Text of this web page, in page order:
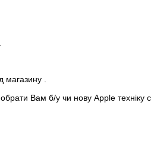
магазину .
Вам б/у чи нову Apple техніку